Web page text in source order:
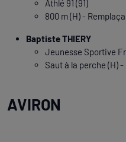
Athlé 91 (91)
800 m (H) -
Baptiste THIERY
Jeunesse Sportive
Saut à la perche (H)
AVIRON